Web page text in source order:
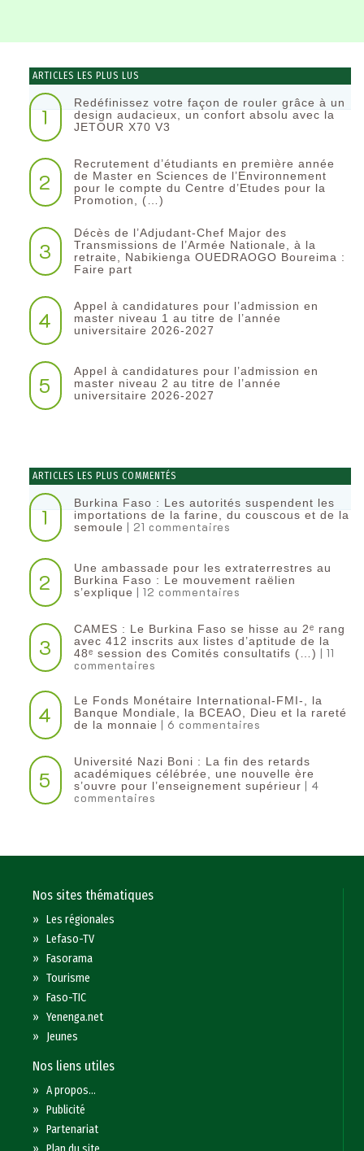
ARTICLES LES PLUS LUS
1
Redéfinissez votre façon de rouler grâce à un
design audacieux, un confort absolu avec la
JETOUR X70 V3
2
Recrutement d’étudiants en première année
de Master en Sciences de l’Environnement
pour le compte du Centre d’Etudes pour la
Promotion, (…)
3
Décès de l’Adjudant-Chef Major des
Transmissions de l’Armée Nationale, à la
retraite, Nabikienga OUEDRAOGO Boureima :
Faire part
4
Appel à candidatures pour l’admission en
master niveau 1 au titre de l’année
universitaire 2026-2027
5
Appel à candidatures pour l’admission en
master niveau 2 au titre de l’année
universitaire 2026-2027
ARTICLES LES PLUS COMMENTÉS
1
Burkina Faso : Les autorités suspendent les
importations de la farine, du couscous et de la
semoule | 21 commentaires
2
Une ambassade pour les extraterrestres au
Burkina Faso : Le mouvement raëlien
s’explique | 12 commentaires
3
CAMES : Le Burkina Faso se hisse au 2ᵉ rang
avec 412 inscrits aux listes d’aptitude de la
48ᵉ session des Comités consultatifs (…) | 11
commentaires
4
Le Fonds Monétaire International-FMI-, la
Banque Mondiale, la BCEAO, Dieu et la rareté
de la monnaie | 6 commentaires
5
Université Nazi Boni : La fin des retards
académiques célébrée, une nouvelle ère
s’ouvre pour l’enseignement supérieur | 4
commentaires
Nos sites thématiques
»Les régionales
»Lefaso-TV
»Fasorama
»Tourisme
»Faso-TIC
»Yenenga.net
» Jeunes
Nos liens utiles
»A propos...
»Publicité
»Partenariat